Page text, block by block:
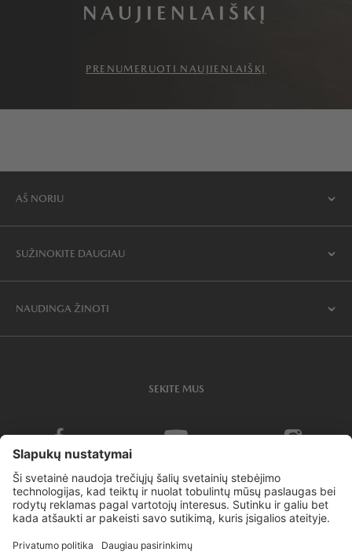
NAUJIENLAIŠKĮ
PRENUMERUOTI NAUJIENLAIŠKĮ
AŠ NORIU
SUŽINOKITE DAUGIAU
NAUDINGA ŽINOTI
SEKITE MUS
Slapukų politika ir nustatymai